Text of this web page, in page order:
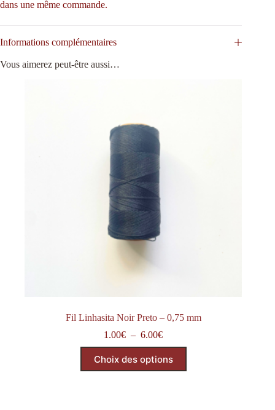
dans une même commande.
Informations complémentaires
Vous aimerez peut-être aussi…
Fil Linhasita Noir Preto – 0,75 mm
1.00€ – 6.00€Plage
de
prix :
Choix des options
Ce
produit
a